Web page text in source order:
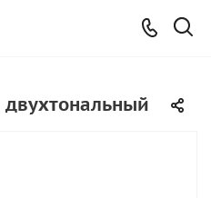
двухтональный